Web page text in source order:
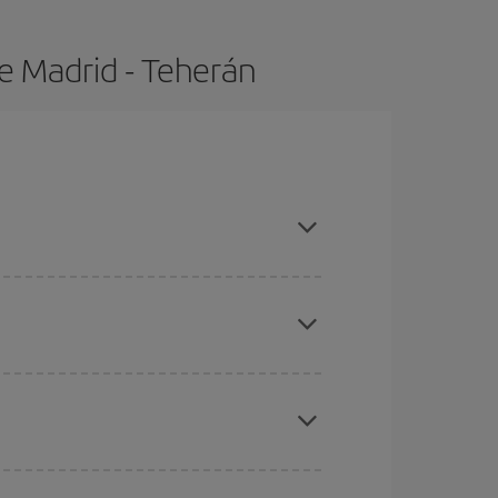
Madrid - Teherán